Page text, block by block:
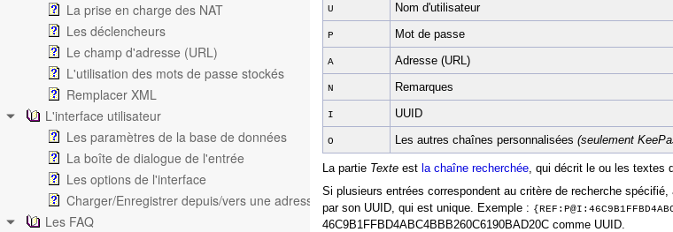
La prise en charge des NAT
Les déclencheurs
Le champ d'adresse (URL)
L'utilisation des mots de passe stockés
Remplacer XML
L'interface utilisateur
Les paramètres de la base de données
La boîte de dialogue de l'entrée
Les options de l'interface
Charger/Enregistrer depuis/vers une adresse (URL)
Les FAQ
U Nom d'utilisateur
P Mot de passe
A Adresse (URL)
N Remarques
I UUID
O Les autres chaînes personnalisées (seulement
La partie Texte est la chaîne recherchée, qui décrit le ou les textes
Si plusieurs entrées correspondent au critère de recherche
par son UUID, qui est unique. Exemple :
46C9B1FFBD4ABC4BBB260C6190BAD20C comme UUID.